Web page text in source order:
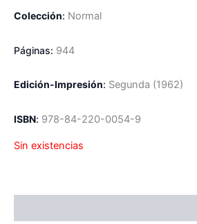
Colección: Normal
Páginas: 944
Edición-Impresión: Segunda (1962)
ISBN: 978-84-220-0054-9
Sin existencias